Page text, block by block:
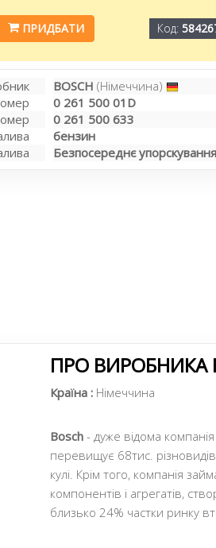
ПРИДБАТИ Код:
BOSCH (Німеччина)
0 261 500 01D
0 261 500 633
бензин
Безпосереднє упорскування
ПРО ВИРОБНИКА
Країна : Німеччина
Bosch - дуже відома компанія
перевищує 68тис.
кулі. Крім того, компанія
компонентів і агрегатів,
близько 24% частки ринку